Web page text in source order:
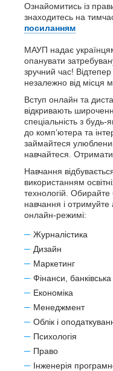
Ознайомитись із
знаходитесь на
посиланням
МАУП надає
опанувати
зручний час!
незалежно від місця
Вступ онлайн та
відкривають
спеціальність з
до комп’ютера та
займайтеся
навчайтеся.
Навчання
використанням
технологій.
навчання і отримуйте
онлайн-режимі:
Журналістика
Дизайн
Маркетинг
Фінанси,
Економіка
Менеджмент
Облік і
Психологія
Право
Інженерія